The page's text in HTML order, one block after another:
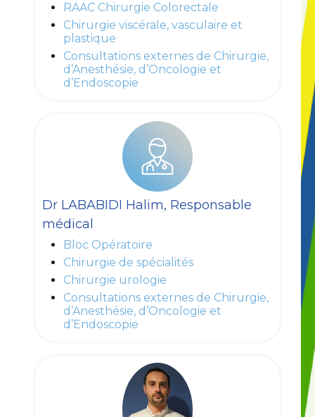
RAAC Chirurgie Colorectale
Chirurgie viscérale, vasculaire et
plastique
Consultations externes de Chirurgie,
d’Anesthésie, d’Oncologie et
d’Endoscopie
Dr LABABIDI Halim, Responsable
médical
Bloc Opératoire
Chirurgie de spécialités
Chirurgie urologie
Consultations externes de Chirurgie,
d’Anesthésie, d’Oncologie et
d’Endoscopie